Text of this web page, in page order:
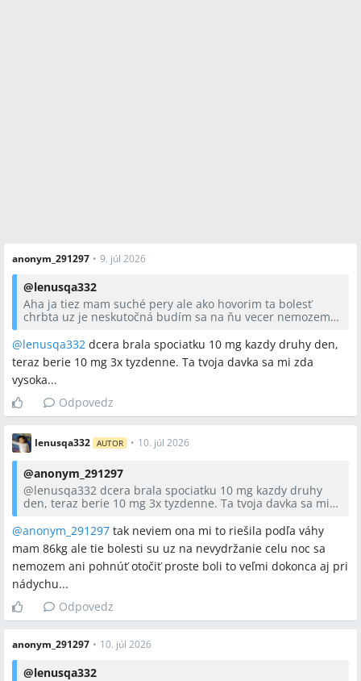
anonym_291297 • 9. júl 2026
@lenusqa332
Aha ja tiez mam suché pery ale ako hovorim ta bolesť
chrbta uz je neskutočná budím sa na ňu vecer nemozem
ruky nohy ... neviem ci je to liekmy ale viem ze som take
problémy nemala predtým...
@lenusqa332 dcera brala spociatku 10 mg kazdy druhy den,
teraz berie 10 mg 3x tyzdenne. Ta tvoja davka sa mi zda
vysoka...
Odpovedz
lenusqa332 AUTOR • 10. júl 2026
@anonym_291297
@lenusqa332 dcera brala spociatku 10 mg kazdy druhy
den, teraz berie 10 mg 3x tyzdenne. Ta tvoja davka sa mi
@anonym_291297 tak neviem ona mi to riešila podľa váhy
mam 86kg ale tie bolesti su uz na nevydržanie celu noc sa
nemozem ani pohnúť otočiť proste boli to veľmi dokonca aj pri
nádychu...
Odpovedz
anonym_291297 • 10. júl 2026
@lenusqa332